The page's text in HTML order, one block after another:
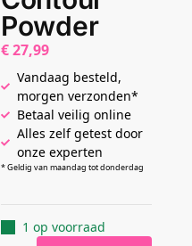
Powder
€27,99
Vandaag besteld,
morgen verzonden*
Betaal veilig online
Alles zelf getest door
onze experten
* Geldig van maandag tot donderdag
1 op voorraad